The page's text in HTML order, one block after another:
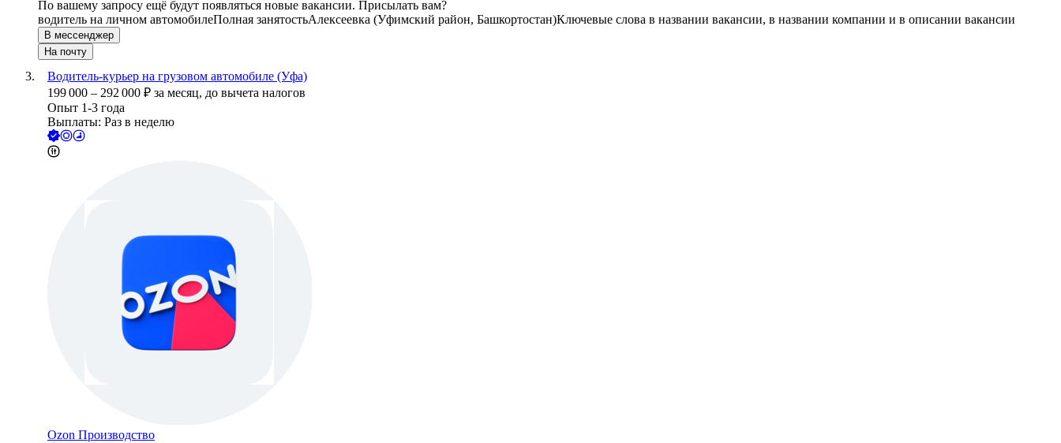
По вашему запросу ещё будут появляться новые вакансии. Присылать вам?
водитель на личном автомобилеПолная занятостьАлексеевка (Уфимский район, Башкортостан)Ключевые слова в названии вакансии, в названии компании и в описании вакансии
В мессенджер
На почту
Водитель-курьер на грузовом автомобиле (Уфа)
199 000 – 292 000 ₽ за месяц, до вычета налогов
Опыт 1-3 года
Выплаты: Раз в неделю
Ozon Производство